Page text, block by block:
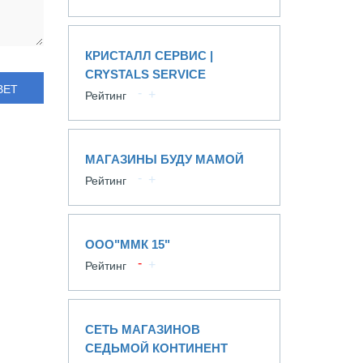
КРИСТАЛЛ СЕРВИС |
CRYSTALS SERVICE
Рейтинг
МАГАЗИНЫ БУДУ МАМОЙ
Рейтинг
ООО"ММК 15"
Рейтинг
СЕТЬ МАГАЗИНОВ
СЕДЬМОЙ КОНТИНЕНТ